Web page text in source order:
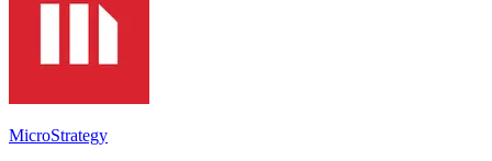
MicroStrategy